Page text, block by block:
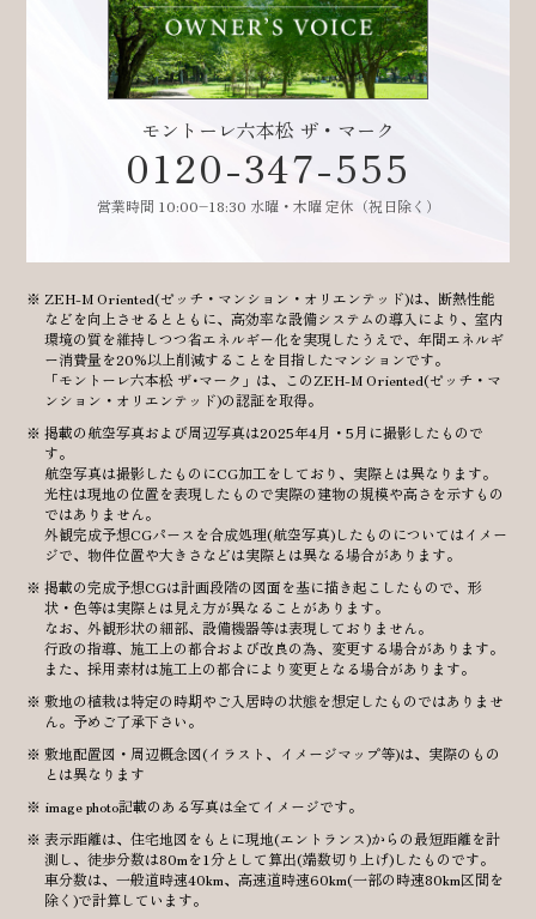
モントーレ六本松 ザ・マーク
0120-347-555
営業時間 10:00–18:30 水曜・木曜 定休（祝日除く）
ZEH-M Oriented(ゼッチ・マンション・オリエンテッド)は、断熱性能
などを向上させるとともに、高効率な設備システムの導入により、室内
環境の質を維持しつつ省エネルギー化を実現したうえで、年間エネルギ
ー消費量を20%以上削減することを目指したマンションです。
「モントーレ六本松 ザ･マーク」は、このZEH-M Oriented(ゼッチ・マ
ンション・オリエンテッド)の認証を取得。
掲載の航空写真および周辺写真は2025年4月・5月に撮影したもので
す。
航空写真は撮影したものにCG加工をしており、実際とは異なります。
光柱は現地の位置を表現したもので実際の建物の規模や高さを示すもの
ではありません。
外観完成予想CGパースを合成処理(航空写真)したものについてはイメー
ジで、物件位置や大きさなどは実際とは異なる場合があります。
掲載の完成予想CGは計画段階の図面を基に描き起こしたもので、形
状・色等は実際とは見え方が異なることがあります。
なお、外観形状の細部、設備機器等は表現しておりません。
行政の指導、施工上の都合および改良の為、変更する場合があります。
また、採用素材は施工上の都合により変更となる場合があります。
敷地の植栽は特定の時期やご入居時の状態を想定したものではありませ
ん。予めご了承下さい。
敷地配置図・周辺概念図(イラスト、イメージマップ等)は、実際のもの
とは異なります
image photo記載のある写真は全てイメージです。
表示距離は、住宅地図をもとに現地(エントランス)からの最短距離を計
測し、徒歩分数は80mを1分として算出(端数切り上げ)したものです。
車分数は、一般道時速40km、高速道時速60km(一部の時速80km区間を
除く)で計算しています。